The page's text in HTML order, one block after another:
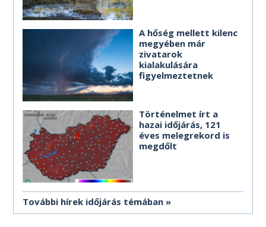
A hőség mellett kilenc
megyében már
zivatarok
kialakulására
figyelmeztetnek
Történelmet írt a
hazai időjárás, 121
éves melegrekord is
megdőlt
További hírek időjárás témában